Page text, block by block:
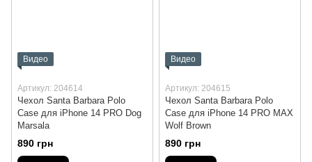
Видео
Артикул: 204614
Чехол Santa Barbara Polo
Case для iPhone 14 PRO Dog
Marsala
890 грн
Видео
Артикул: 204615
Чехол Santa Barbara Polo
Case для iPhone 14 PRO MAX
Wolf Brown
890 грн